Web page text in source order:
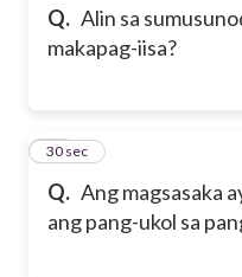
Q. Alin sa
makapag-iisa?
Q. Ang magsasaka
ang pang-ukol sa
24
30 sec